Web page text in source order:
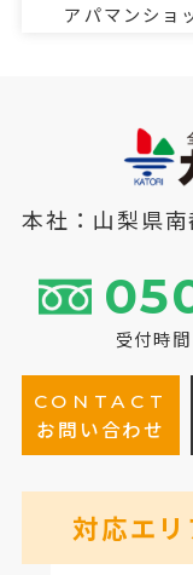
アパマンショ
本社：山梨県
受付時
CONTACT
お問い合わせ
対応エリ